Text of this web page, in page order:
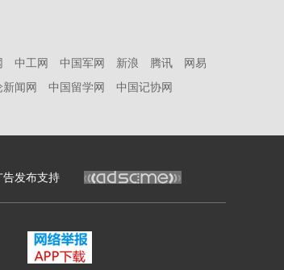
中工网 中国军网 新浪 腾讯
网易
闻网 中国留学网 中国记协网
告发布支持